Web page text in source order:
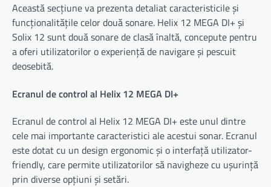
Această secțiune va prezenta detaliat caracteristicile și
funcționalitățile celor două sonare. Helix 12 MEGA DI+ și
Solix 12 sunt două sonare de clasă înaltă, concepute pentru
a oferi utilizatorilor o experiență de navigare și pescuit
deosebită.
Ecranul de control al Helix 12 MEGA DI+
Ecranul de control al Helix 12 MEGA DI+ este unul dintre
cele mai importante caracteristici ale acestui sonar. Ecranul
este dotat cu un design ergonomic și o interfață utilizator-
friendly, care permite utilizatorilor să navigheze cu ușurință
prin diverse opțiuni și setări.